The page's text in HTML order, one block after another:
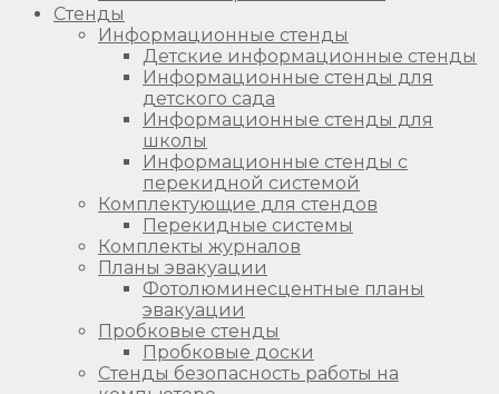
Стенды
Информационные стенды
Детские информационные стенды
Информационные стенды для
детского сада
Информационные стенды для
школы
Информационные стенды с
перекидной системой
Комплектующие для стендов
Перекидные системы
Комплекты журналов
Планы эвакуации
Фотолюминесцентные планы
эвакуации
Пробковые стенды
Пробковые доски
Стенды безопасность работы на